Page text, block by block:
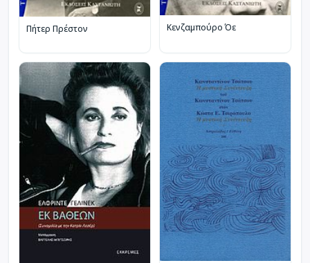
Πήτερ Πρέστον Κενζαμπούρο Όε